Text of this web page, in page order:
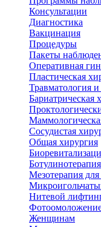
Консультации
Диагностика
Вакцинация
Процедуры
Пакеты
Оперативная
Пластическая
Травматология
Бариатрическая
Сосудистая
Общая хирургия
Ботулинотерапия
Мезотерапия для
Нитевой
Женщинам